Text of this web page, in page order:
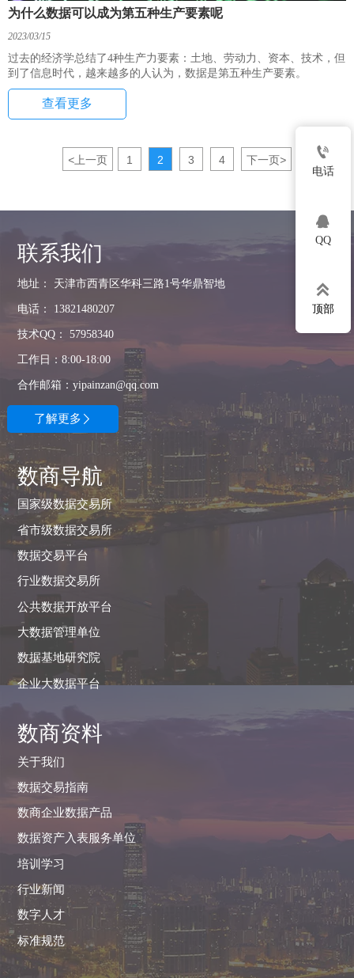
为什么数据可以成为第五种生产要素呢
2023/03/15
过去的经济学总结了4种生产力要素：土地、劳动力、资本、技术，但
到了信息时代，越来越多的人认为，数据是第五种生产要素。
查看更多
< 上一页 1 2 3 4 下一页>
联系我们
地址： 天津市西青区华科三路1号华鼎智地
电话： 13821480207
技术QQ： 57958340
工作日：8:00-18:00
合作邮箱：yipainzan@qq.com
了解更多 
数商导航
国家级数据交易所
省市级数据交易所
数据交易平台
行业数据交易所
公共数据开放平台
大数据管理单位
数据基地研究院
企业大数据平台
数商资料
关于我们
数据交易指南
数商企业数据产品
数据资产入表服务单位
培训学习
行业新闻
数字人才
标准规范

电话

QQ

顶部